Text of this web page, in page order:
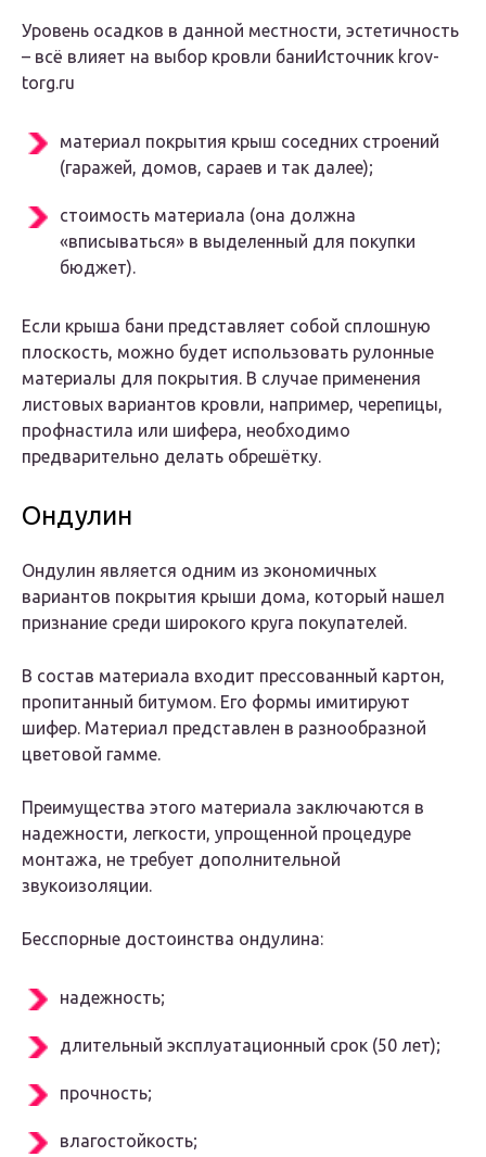
Уровень осадков в данной местности, эстетичность
– всё влияет на выбор кровли баниИсточник krov-
torg.ru
материал покрытия крыш соседних строений
(гаражей, домов, сараев и так далее);
стоимость материала (она должна
«вписываться» в выделенный для покупки
бюджет).
Если крыша бани представляет собой сплошную
плоскость, можно будет использовать рулонные
материалы для покрытия. В случае применения
листовых вариантов кровли, например, черепицы,
профнастила или шифера, необходимо
предварительно делать обрешётку.
Ондулин
Ондулин является одним из экономичных
вариантов покрытия крыши дома, который нашел
признание среди широкого круга покупателей.
В состав материала входит прессованный картон,
пропитанный битумом. Его формы имитируют
шифер. Материал представлен в разнообразной
цветовой гамме.
Преимущества этого материала заключаются в
надежности, легкости, упрощенной процедуре
монтажа, не требует дополнительной
звукоизоляции.
Бесспорные достоинства ондулина:
надежность;
длительный эксплуатационный срок (50 лет);
прочность;
влагостойкость;